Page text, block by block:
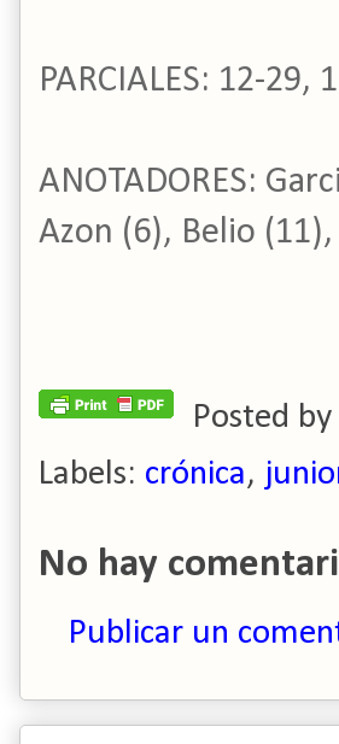
PARCIALES: 12-
ANOTADORES:
Azon (6), Belio
Posted by
Labels: crónica,
No hay
Publicar un